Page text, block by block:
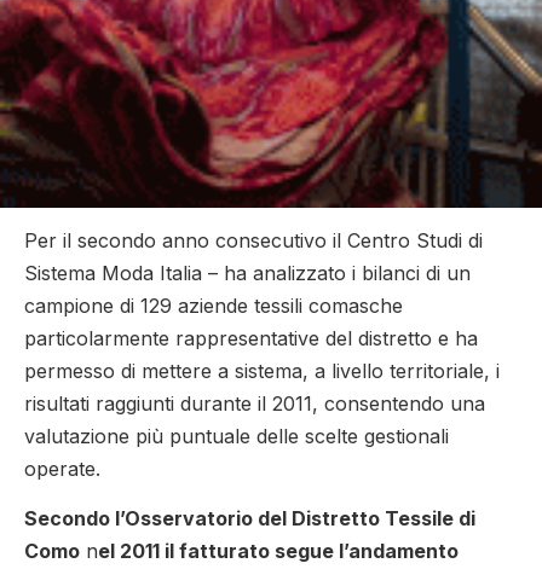
Per il secondo anno consecutivo il Centro Studi di
Sistema Moda Italia – ha analizzato i bilanci di un
campione di 129 aziende tessili comasche
particolarmente rappresentative del distretto e ha
permesso di mettere a sistema, a livello territoriale, i
risultati raggiunti durante il 2011, consentendo una
valutazione più puntuale delle scelte gestionali
operate.
Secondo l’Osservatorio del Distretto Tessile di
Como nel 2011 il fatturato segue l’andamento